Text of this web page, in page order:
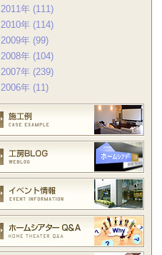
2011年 (111)
2010年 (114)
2009年 (99)
2008年 (104)
2007年 (239)
2006年 (11)